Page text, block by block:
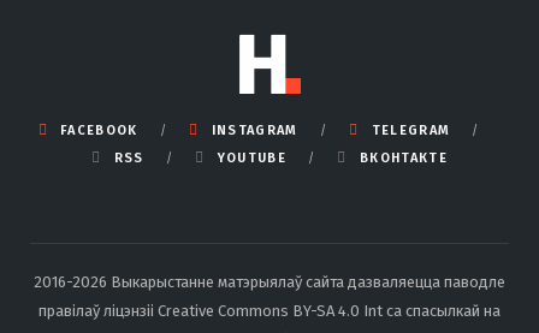
FACEBOOK INSTAGRAM
TELEGRAM
RSS
YOUTUBE ВКОНТАКТЕ
2016-2026 Выкарыстанне матэрыялаў сайта дазваляецца паводле
правілаў ліцэнзіі Creative Commons BY-SA 4.0 Int са спасылкай на